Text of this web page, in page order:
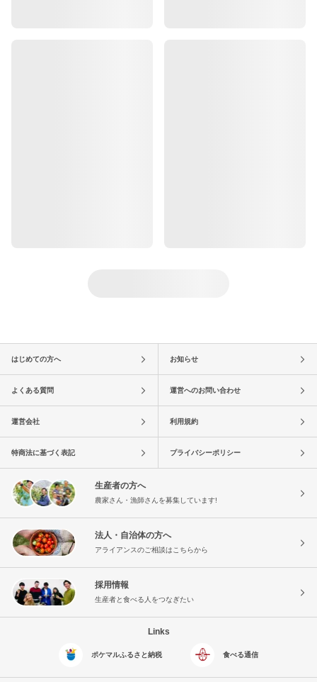
はじめての方へ お知らせ
よくある質問 運営へのお問い合わせ
運営会社 利用規約
特商法に基づく表記 プライバシーポリシー
生産者の方へ
農家さん・漁師さんを募集しています!
法人・自治体の方へ
アライアンスのご相談はこちらから
採用情報
生産者と食べる人をつなぎたい
Links
ポケマルふるさと納税 食べる通信